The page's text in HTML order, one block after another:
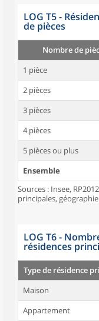
LOG T5 -
de pièces
Nombre de
1 pièce
2 pièces
3 pièces
4 pièces
5 pièces ou plus
Ensemble
Sources : Insee,
principales,
LOG T6 -
résidences
Type de résidence
Maison
Appartement